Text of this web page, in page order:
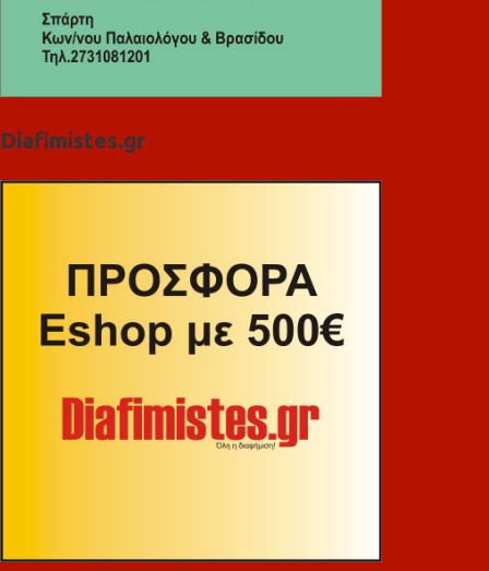
Diafimistes.gr